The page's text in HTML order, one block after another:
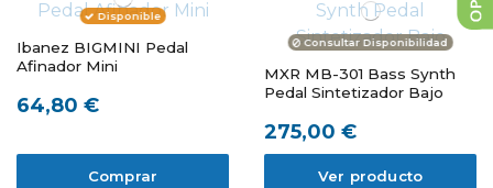
Disponible
Ibanez BIGMINI Pedal
Afinador Mini
64,80 €
Comprar
Consultar Disponibilidad
MXR MB-301 Bass Synth
Pedal Sintetizador Bajo
275,00 €
Ver producto